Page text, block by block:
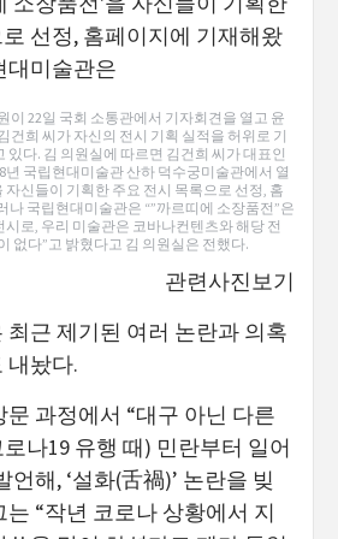
22일 국회 소통관에서 기자회견을 열고 윤
건희 씨가 자신의 전시 기획 실적을 허위로 기
있다. 김 의원실에 따르면 김건희 씨가 대표인
년 국립현대미술관 산하 덕수궁미술관에서 열
자신들이 기획한 주요 전시 목록으로 선정, 홈
나 국립현대미술관은 “”까르띠에 소장품전”은
로, 우리 미술관은 코바나컨텐츠와 해당 전
없다”고 밝혔다고 김 의원실은 전했다.
관련사진보기
최근 제기된 여러 논란과 의혹
내놨다.
문 과정에서 “대구 아닌 다른
나19 유행 때) 민란부터 일어
언해, ‘설화(舌禍)’ 논란을 빚
“작년 코로나 상황에서 지